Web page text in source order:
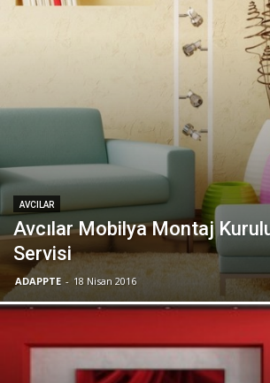
AVCILAR
Avcılar Mobilya Montaj
Servisi
ADAPPTE - 18 Nisan 2016